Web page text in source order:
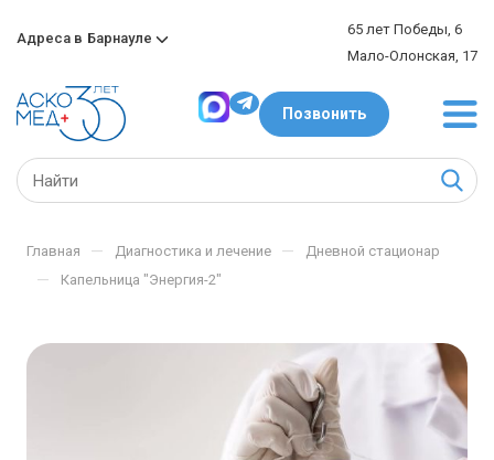
Адреса в Барнауле
65 лет Победы, 6
Мало-Олонская, 17
Позвонить
Главная — Диагностика и лечение — Дневной стационар
— Капельница "Энергия-2"